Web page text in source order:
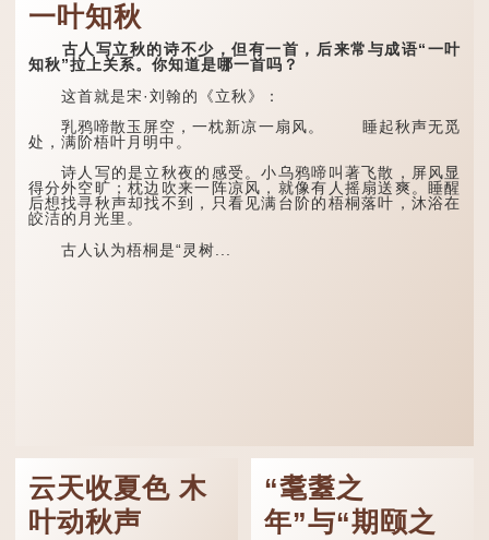
一叶知秋
古人写立秋的诗不少，但有一首，后来常与成语“一叶
知秋”拉上关系。你知道是哪一首吗？
这首就是宋·刘翰的《立秋》：
乳鸦啼散玉屏空，一枕新凉一扇风。 睡起秋声无觅
处，满阶梧叶月明中。
诗人写的是立秋夜的感受。小乌鸦啼叫著飞散，屏风显
得分外空旷；枕边吹来一阵凉风，就像有人摇扇送爽。睡醒
后想找寻秋声却找不到，只看见满台阶的梧桐落叶，沐浴在
皎洁的月光里。
古人认为梧桐是“灵树...
云天收夏色 木
叶动秋声
“耄耋之
年”与“期颐之